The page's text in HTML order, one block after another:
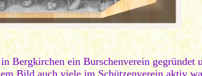
ein Burschenverein gegründet
Bild auch viele im Schützenverein aktiv